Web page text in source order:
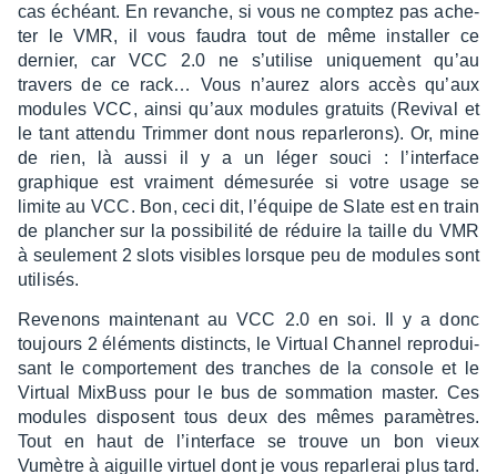
cas échéant. En revanche, si vous ne comp­tez pas ache­
ter le VMR, il vous faudra tout de même instal­ler ce
dernier, car VCC 2.0 ne s’uti­lise unique­ment qu’au
travers de ce rack… Vous n’au­rez alors accès qu’aux
modules VCC, ainsi qu’aux modules gratuits (Revi­val et
le tant attendu Trim­mer dont nous repar­le­rons). Or, mine
de rien, là aussi il y a un léger souci : l’in­ter­face
graphique est vrai­ment déme­su­rée si votre usage se
limite au VCC. Bon, ceci dit, l’équipe de Slate est en train
de plan­cher sur la possi­bi­lité de réduire la taille du VMR
à seule­ment 2 slots visibles lorsque peu de modules sont
utili­sés.
Reve­nons main­te­nant au VCC 2.0 en soi. Il y a donc
toujours 2 éléments distincts, le Virtual Chan­nel repro­dui­
sant le compor­te­ment des tranches de la console et le
Virtual MixBuss pour le bus de somma­tion master. Ces
modules disposent tous deux des mêmes para­mètres.
Tout en haut de l’in­ter­face se trouve un bon vieux
Vumètre à aiguille virtuel dont je vous repar­le­rai plus tard.